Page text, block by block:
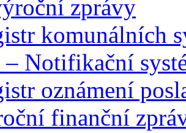
zprávy
komunálních
– Notifikační
oznámení
finanční